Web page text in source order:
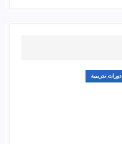
دورات تدريبية